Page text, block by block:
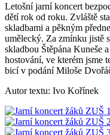
Letošní jarní koncert
dětí rok od roku. Zvláště
skladbami a pěkným
umělecký. Za zmínku jistě
skladbou Štěpána Kuneše
hostování, ve kterém jsme
bicí v podání Miloše
Autor textu: Ivo Kořínek